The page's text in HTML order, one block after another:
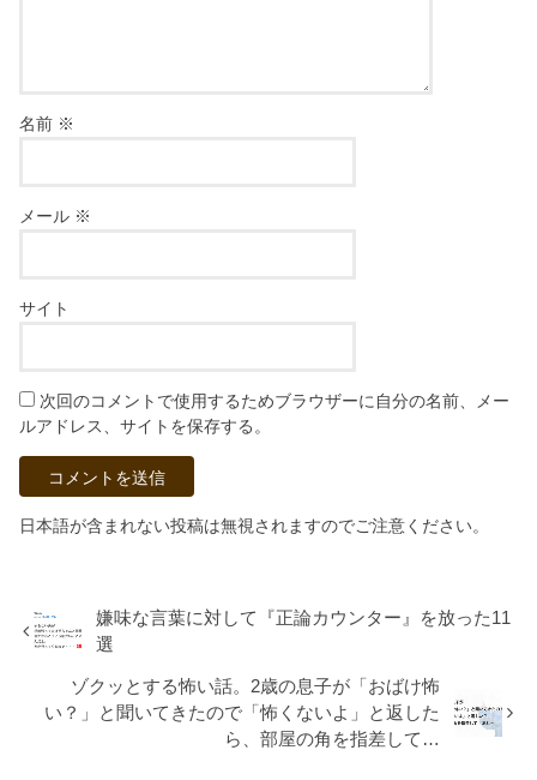
名前 ※
メール ※
サイト
次回のコメントで使用するためブラウザーに自分の名前、メー
ルアドレス、サイトを保存する。
日本語が含まれない投稿は無視されますのでご注意ください。
嫌味な言葉に対して『正論カウンター』を放った11
選
ゾクッとする怖い話。2歳の息子が「おばけ怖
い？」と聞いてきたので「怖くないよ」と返した
ら、部屋の角を指差して…